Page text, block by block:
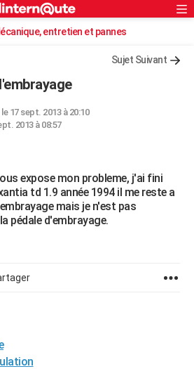
Rechercher
S'inscrire
Connexionentretien et pannes
Sujet Suivant
17 sept. 2013 à 20:10
2013 à 08:57
expose mon probleme, j'ai fini
td 1.9 année 1994 il me reste a
mais je n'est pas
pédale d'embrayage.